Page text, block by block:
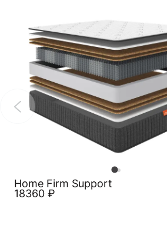
Home Firm Support
18360 ₽